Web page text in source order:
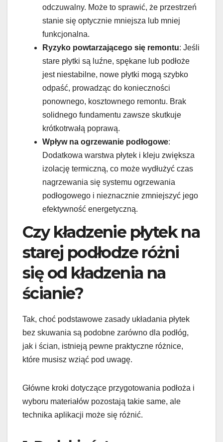
odczuwalny. Może to sprawić, że przestrzeń
stanie się optycznie mniejsza lub mniej
funkcjonalna.
Ryzyko powtarzającego się remontu: Jeśli
stare płytki są luźne, spękane lub podłoże
jest niestabilne, nowe płytki mogą szybko
odpaść, prowadząc do konieczności
ponownego, kosztownego remontu. Brak
solidnego fundamentu zawsze skutkuje
krótkotrwałą poprawą.
Wpływ na ogrzewanie podłogowe:
Dodatkowa warstwa płytek i kleju zwiększa
izolację termiczną, co może wydłużyć czas
nagrzewania się systemu ogrzewania
podłogowego i nieznacznie zmniejszyć jego
efektywność energetyczną.
Czy kładzenie płytek na
starej podłodze różni
się od kładzenia na
ścianie?
Tak, choć podstawowe zasady układania płytek
bez skuwania są podobne zarówno dla podłóg,
jak i ścian, istnieją pewne praktyczne różnice,
które musisz wziąć pod uwagę.
Główne kroki dotyczące przygotowania podłoża i
wyboru materiałów pozostają takie same, ale
technika aplikacji może się różnić.